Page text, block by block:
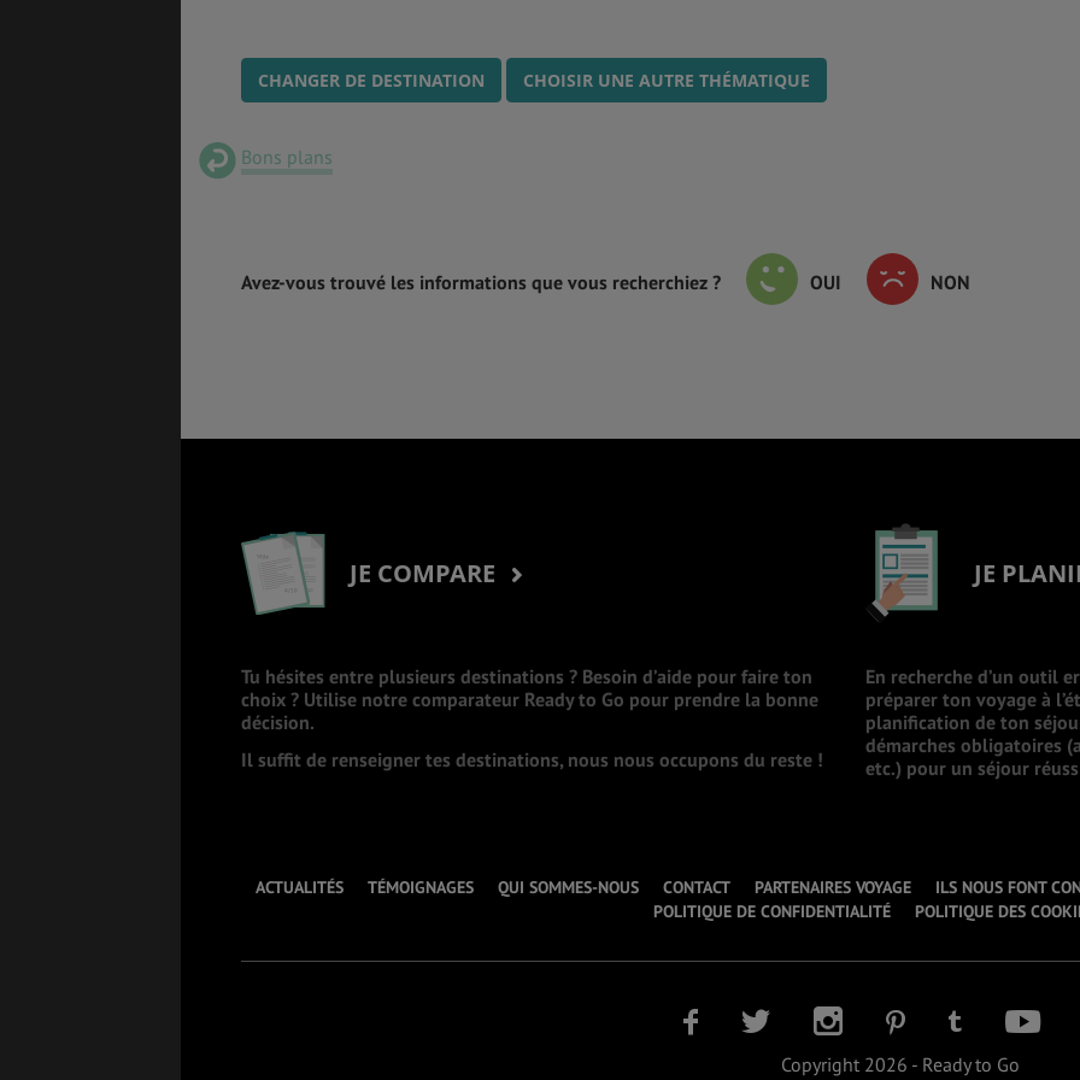
CHANGER DE DESTINATION CHOISIR UNE AUTRE THÉMATIQUE
Bons plans
Avez-vous trouvé les informations que vous recherchiez ? OUI NON
JE COMPARE
Tu hésites entre plusieurs destinations ? Besoin d’aide pour faire ton
choix ? Utilise notre comparateur Ready to Go pour prendre la bonne
décision.
Il suffit de renseigner tes destinations, nous nous occupons du reste !
JE
En recherche d’un outil
préparer ton voyage à
planification de ton
démarches obligatoires
etc.) pour un séjour
ACTUALITÉS TÉMOIGNAGES QUI SOMMES-NOUS CONTACT PARTENAIRES VOYAGE
ILS NOUS FONT
POLITIQUE DE CONFIDENTIALITÉ
POLITIQUE DES
Copyright 2026 - Ready to Go